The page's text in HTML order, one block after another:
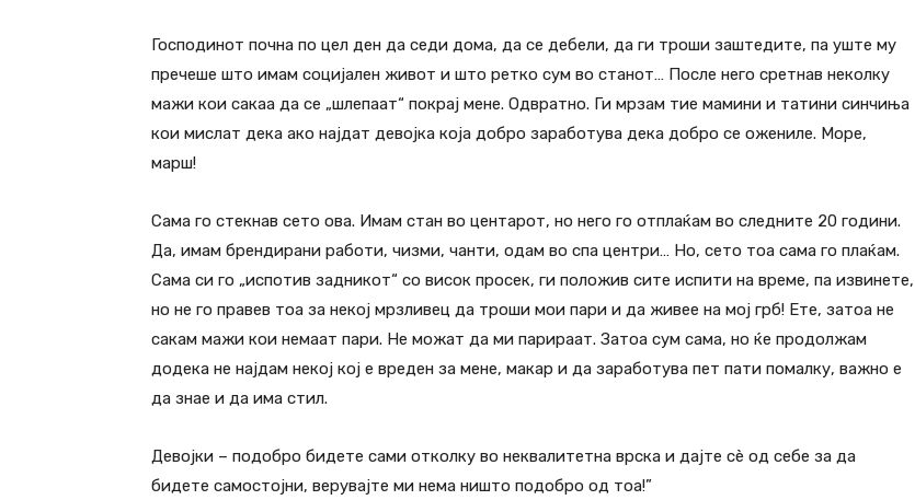
Господинот почна по цел ден да седи дома, да се дебели, да ги троши заштедите, па уште му
пречеше што имам социјален живот и што ретко сум во станот… После него сретнав неколку
мажи кои сакаа да се „шлепаат“ покрај мене. Одвратно. Ги мрзам тие мамини и татини синчиња
кои мислат дека ако најдат девојка која добро заработува дека добро се ожениле. Море,
марш!
Сама го стекнав сето ова. Имам стан во центарот, но него го отплаќам во следните 20 години.
Да, имам брендирани работи, чизми, чанти, одам во спа центри… Но, сето тоа сама го плаќам.
Сама си го „испотив задникот“ со висок просек, ги положив сите испити на време, па извинете,
но не го правев тоа за некој мрзливец да троши мои пари и да живее на мој грб! Ете, затоа не
сакам мажи кои немаат пари. Не можат да ми парираат. Затоа сум сама, но ќе продолжам
додека не најдам некој кој е вреден за мене, макар и да заработува пет пати помалку, важно е
да знае и да има стил.
Девојки – подобро бидете сами отколку во неквалитетна врска и дајте сè од себе за да
бидете самостојни, верувајте ми нема ништо подобро од тоа!”